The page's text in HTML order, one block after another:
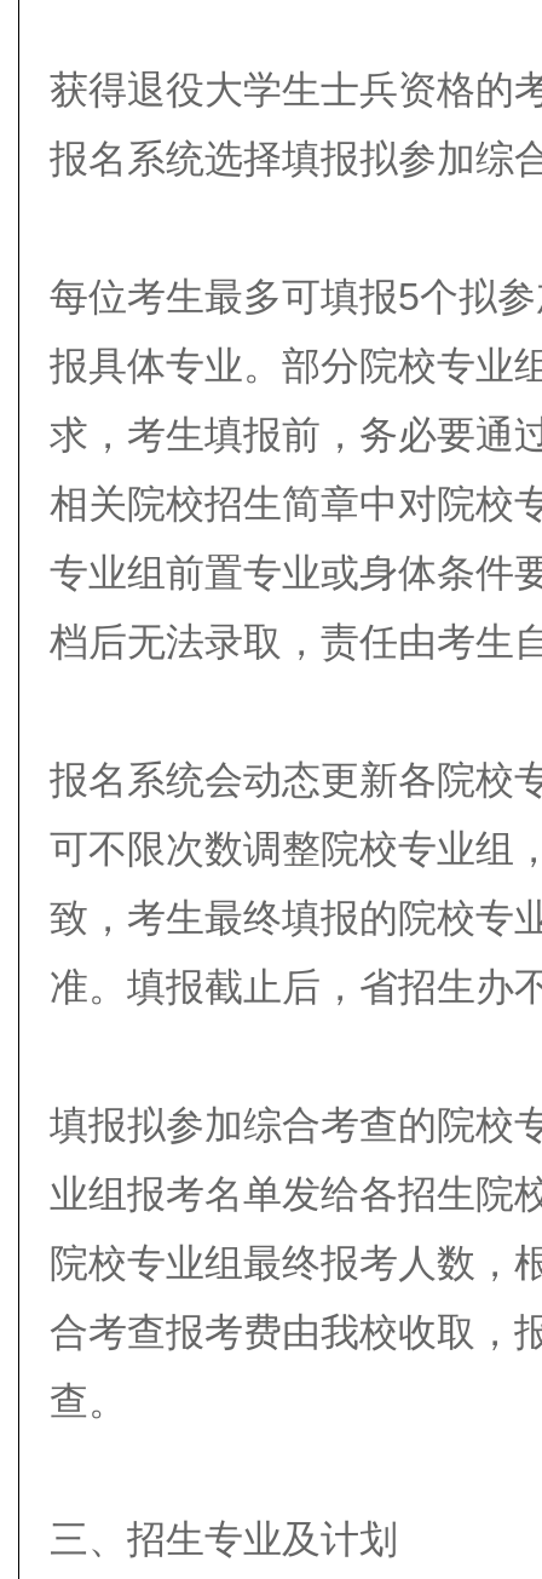
获得退役大学生士兵资格的
报名系统选择填报拟参加综
每位考生最多可填报5个拟
报具体专业。部分院校专业
求，考生填报前，务必要通
相关院校招生简章中对院校
专业组前置专业或身体条件
档后无法录取，责任由考生
报名系统会动态更新各院校
可不限次数调整院校专业组
致，考生最终填报的院校专
准。填报截止后，省招生办
填报拟参加综合考查的院校
业组报考名单发给各招生院
院校专业组最终报考人数，
合考查报考费由我校收取，
查。
三、招生专业及计划